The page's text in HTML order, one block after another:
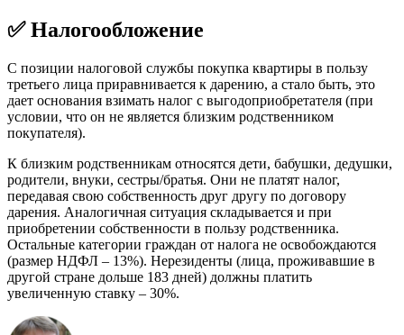
✅ Налогообложение
С позиции налоговой службы покупка квартиры в пользу
третьего лица приравнивается к дарению, а стало быть, это
дает основания взимать налог с выгодоприобретателя (при
условии, что он не является близким родственником
покупателя).
К близким родственникам относятся дети, бабушки, дедушки,
родители, внуки, сестры/братья. Они не платят налог,
передавая свою собственность друг другу по договору
дарения. Аналогичная ситуация складывается и при
приобретении собственности в пользу родственника.
Остальные категории граждан от налога не освобождаются
(размер НДФЛ – 13%). Нерезиденты (лица, проживавшие в
другой стране дольше 183 дней) должны платить
увеличенную ставку – 30%.